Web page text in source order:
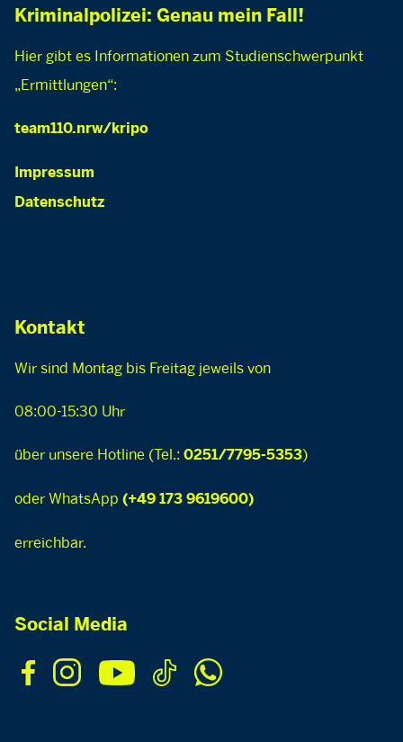
Kriminalpolizei: Genau mein Fall!
Hier gibt es Informationen zum Studienschwerpunkt
„Ermittlungen“:
team110.nrw/kripo
Impressum
Datenschutz
Kontakt
Wir sind Montag bis Freitag jeweils von
08:00-15:30 Uhr
über unsere Hotline (Tel.: 0251/7795-5353)
oder WhatsApp (+49 173 9619600)
erreichbar.
Social Media